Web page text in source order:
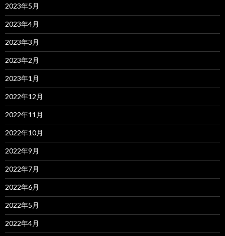
2023年5月
2023年4月
2023年3月
2023年2月
2023年1月
2022年12月
2022年11月
2022年10月
2022年9月
2022年7月
2022年6月
2022年5月
2022年4月